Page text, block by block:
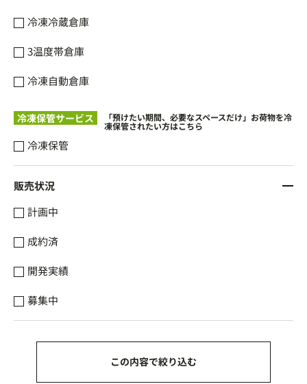
冷凍冷蔵倉庫
3温度帯倉庫
冷凍自動倉庫
冷凍保管サービス 「預けたい期間、必要なスペースだけ」お荷物を冷
凍保管されたい方はこちら
冷凍保管
販売状況
計画中
成約済
開発実績
募集中